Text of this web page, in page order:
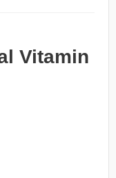
Vitamin